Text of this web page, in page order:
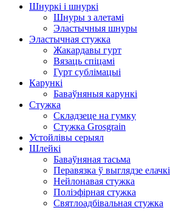
Шнуркі і шнуркі
Шнуры з алетамі
Эластычныя шнуры
Эластычная стужка
Жакардавы гурт
Вязаць спіцамі
Гурт сублімацыі
Карункі
Баваўняныя карункі
Стужка
Складзеце на гумку
Стужка Grosgrain
Устойлівы серыял
Шлейкі
Баваўняная тасьма
Перавязка ў выглядзе елачкі
Нейлонавая стужка
Поліэфірная стужка
Святлоадбівальная стужка